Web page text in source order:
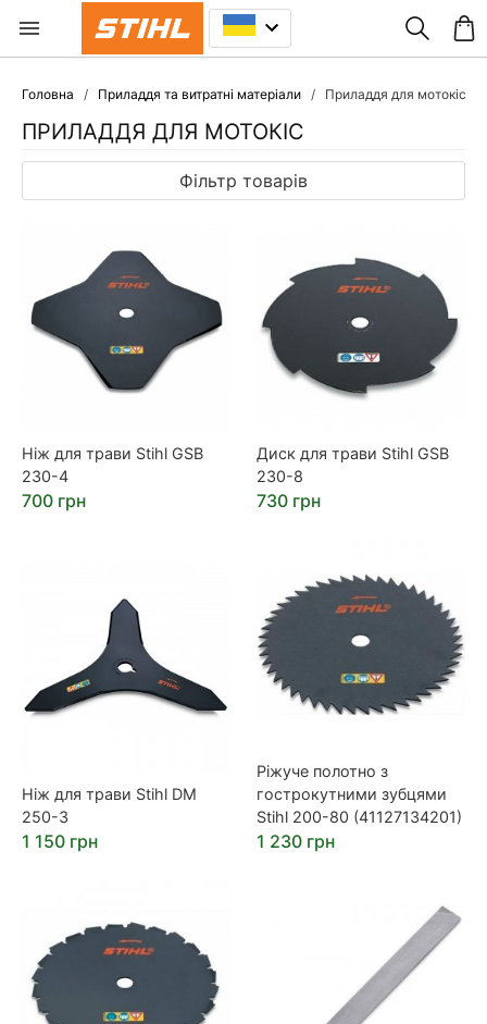
Головна Приладдя та витратні матеріали Приладдя для мотокіс
ПРИЛАДДЯ ДЛЯ МОТОКІС
Фільтр товарів
Ніж для трави Stihl GSB
230-4
700 грн
Диск для трави Stihl GSB
230-8
730 грн
Ніж для трави Stihl DM
250-3
1 150 грн
Ріжуче полотно з
гострокутними зубцями
Stihl 200-80 (41127134201)
1 230 грн